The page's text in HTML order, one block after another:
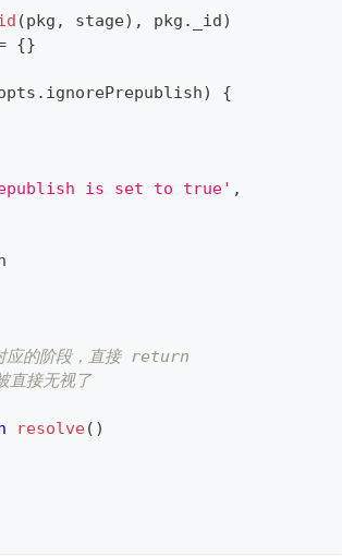
(pkg , stage) , pkg . _id)
{}
. ignorePrepublish)
{
is set to true' ,
的阶段，直接 return
接无视了
resolve( )